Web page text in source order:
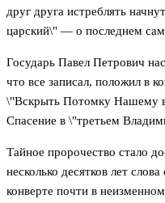
друг друга истреблять
царский\" — о последнем
Государь Павел Петрович
что все записал, положил в
\"Вскрыть Потомку Нашему
Спасение в \"третьем
Тайное пророчество стало
несколько десятков лет
конверте почти в